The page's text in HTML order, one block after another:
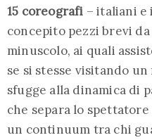
15 coreografi – italiani e
concepito pezzi brevi
minuscolo, ai quali
se si stesse visitando
sfugge alla dinamica di
che separa lo
un continuum tra chi